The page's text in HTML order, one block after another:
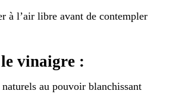
à l’air libre avant de contempler
vinaigre :
au pouvoir blanchissant